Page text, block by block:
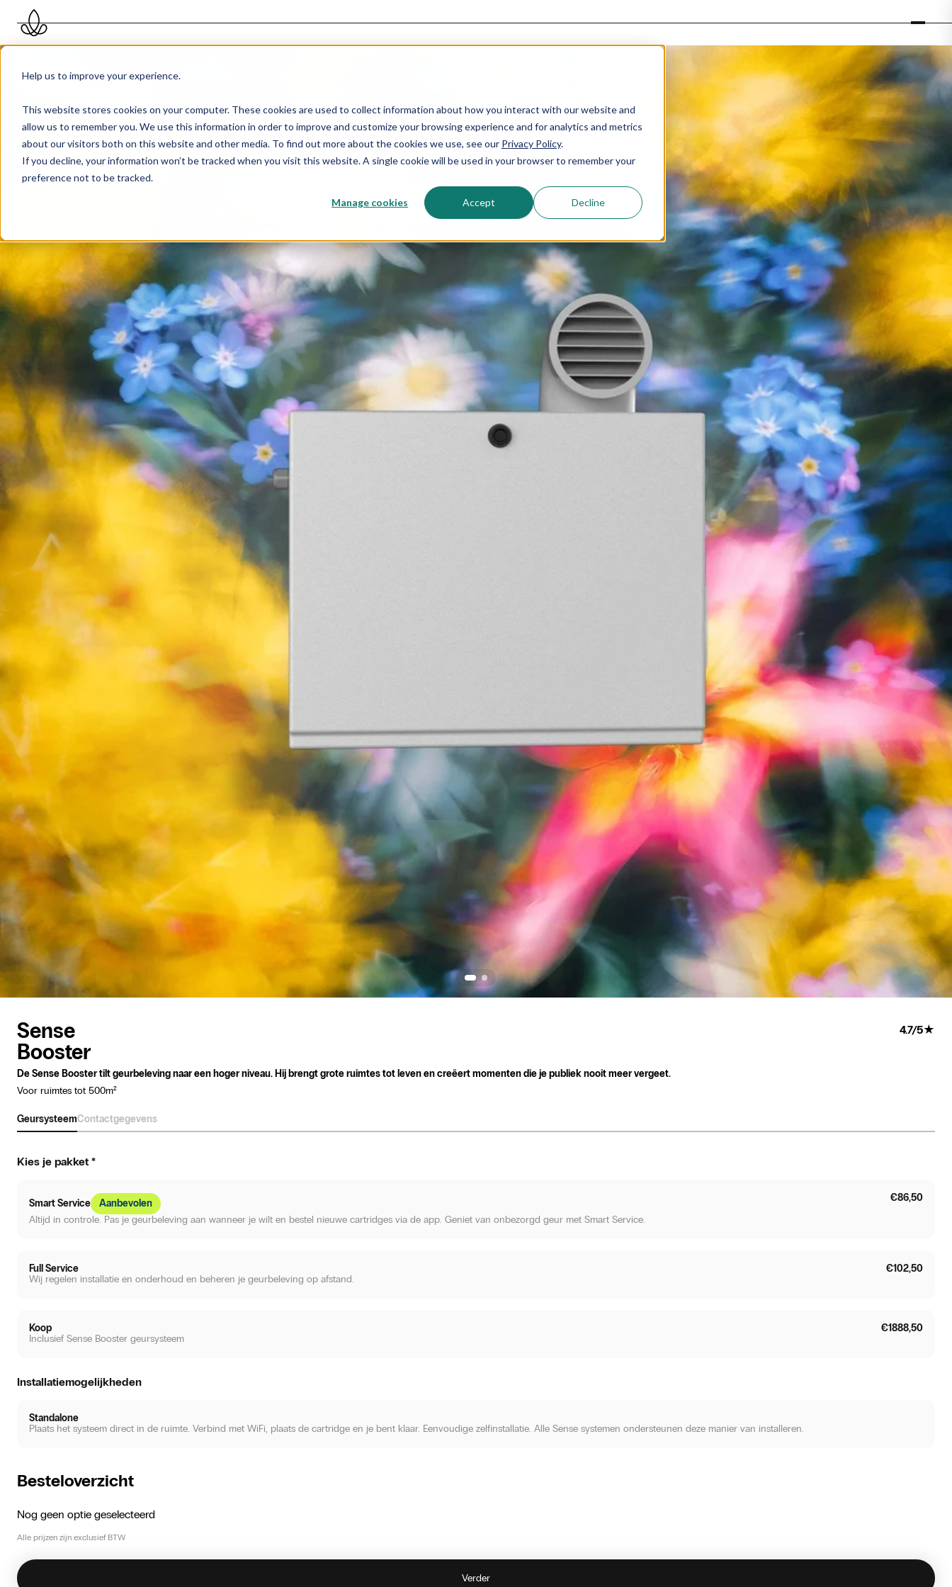
Help us to improve your experience.
This website stores cookies on your computer. These cookies are used to collect information about how you interact with our website and
allow us to remember you. We use this information in order to improve and customize your browsing experience and for analytics and metrics
about our visitors both on this website and other media. To find out more about the cookies we use, see our Privacy Policy.
If you decline, your information won’t be tracked when you visit this website. A single cookie will be used in your browser to remember your
preference not to be tracked.
Manage cookies Accept Decline
Sense
Booster
4.7/5★
De Sense Booster tilt geurbeleving naar een hoger niveau. Hij brengt grote ruimtes tot leven en creëert momenten die je publiek nooit meer vergeet.
Voor ruimtes tot 500m²
GeursysteemContactgegevens
Kies je pakket *
Smart Service
Aanbevolen
Altijd in controle. Pas je geurbeleving aan wanneer je wilt en bestel nieuwe cartridges via de app. Geniet van onbezorgd geur met Smart Service.
€86,50
Full Service
Wij regelen installatie en onderhoud en beheren je geurbeleving op afstand.
€102,50
Koop
Inclusief Sense Booster geursysteem
€1888,50
Installatiemogelijkheden
Standalone
Plaats het systeem direct in de ruimte. Verbind met WiFi, plaats de cartridge en je bent klaar. Eenvoudige zelfinstallatie. Alle Sense systemen ondersteunen deze manier van installeren.
Besteloverzicht
Nog geen optie geselecteerd
Alle prijzen zijn exclusief BTW
Verder